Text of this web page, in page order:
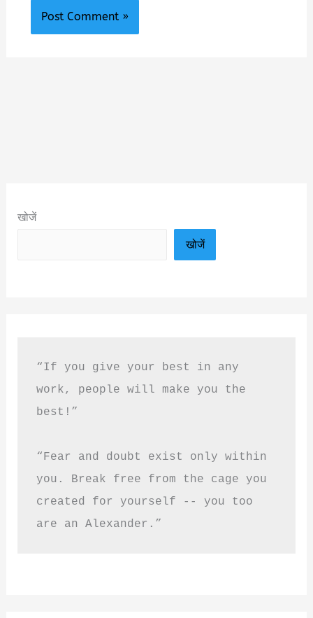
खोजें
खोजें
“If you give your best in any
work, people will make you the
best!”
“Fear and doubt exist only within
you. Break free from the cage you
created for yourself -- you too
are an Alexander.”